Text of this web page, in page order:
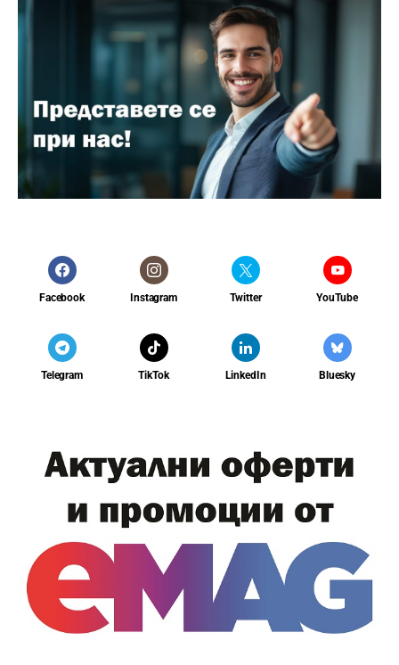
Facebook Instagram Twitter YouTube
Telegram TikTok LinkedIn Bluesky